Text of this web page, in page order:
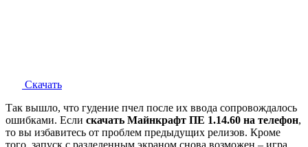
Скачать
Так вышло, что гудение пчел после их ввода сопровождалось
ошибками. Если скачать Майнкрафт ПЕ 1.14.60 на телефон,
то вы избавитесь от проблем предыдущих релизов. Кроме
того, запуск с разделенным экраном снова возможен – игра